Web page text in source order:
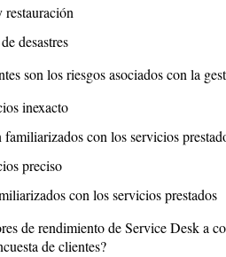
restauración
desastres
son los riesgos asociados con la
inexacto
familiarizados con los servicios
preciso
con los servicios prestados
de rendimiento de Service Desk a
de clientes?